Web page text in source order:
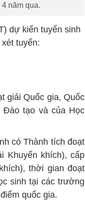
năm qua.
dự kiến tuyển sinh
tuyển:
giải Quốc gia, Quốc
Đào tạo và của Học
có Thành tích đoạt
Khuyến khích), cấp
thời gian đoạt
sinh tại các trường
quốc gia.